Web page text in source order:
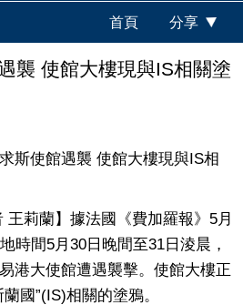
首頁 分享
襲 使館大樓現與IS相關塗
使館遇襲 使館大樓現與IS相
莉蘭】據法國《費加羅報》5月
時間5月30日晚間至31日淩晨，
港大使館遭遇襲擊。使館大樓正
國”(IS)相關的塗鴉。